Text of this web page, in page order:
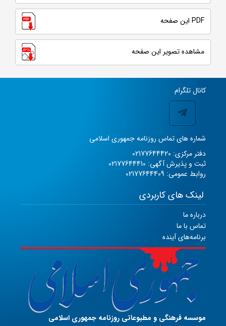
PDF این صفحه
مشاهده تصویر این صفحه
کانال تلگرام
شماره های تماس روزنامه جمهوری اسلامی
دفتر مرکزی: 02177644420
ثبت و پذیرش آگهی: 02177644410
روابط عمومی: 02177644409
لینک های کاربردی
درباره ما
تماس با ما
برنامه‌های آینده
موسسه فرهنگی و مطبوعاتی روزنامه جمهوری اسلامی